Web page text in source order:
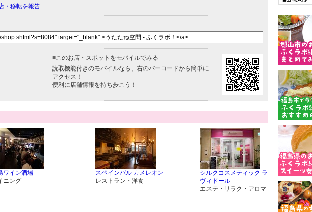
・移転を報告
■このお店・スポットをモバイルでみる
読取機能付きのモバイルなら、右のバーコードから簡単に
アクセス！
便利に店舗情報を持ち歩こう！
ワイン酒場
ニング
スペインバル カメレオン
レストラン・洋食
シルクコスメティック ラ
ヴィドール
エステ・リラク・アロマ